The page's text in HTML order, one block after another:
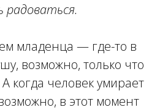
радоваться.
младенца — где-то в
возможно, только что
когда человек умирает
в этот момент